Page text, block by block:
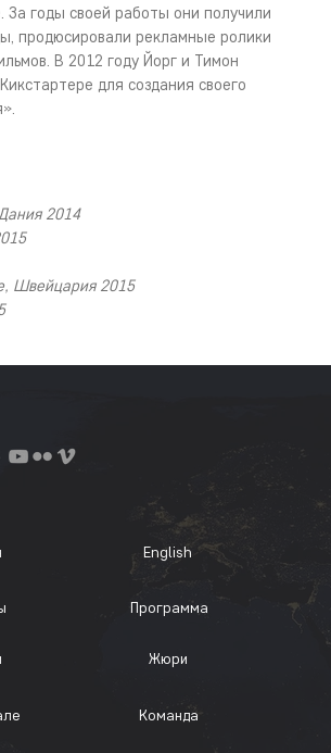
годы своей работы они получили
продюсировали рекламные ролики
В 2012 году Йорг и Тимон
для создания своего
2014
Швейцария 2015
English
Программа
Жюри
Команда